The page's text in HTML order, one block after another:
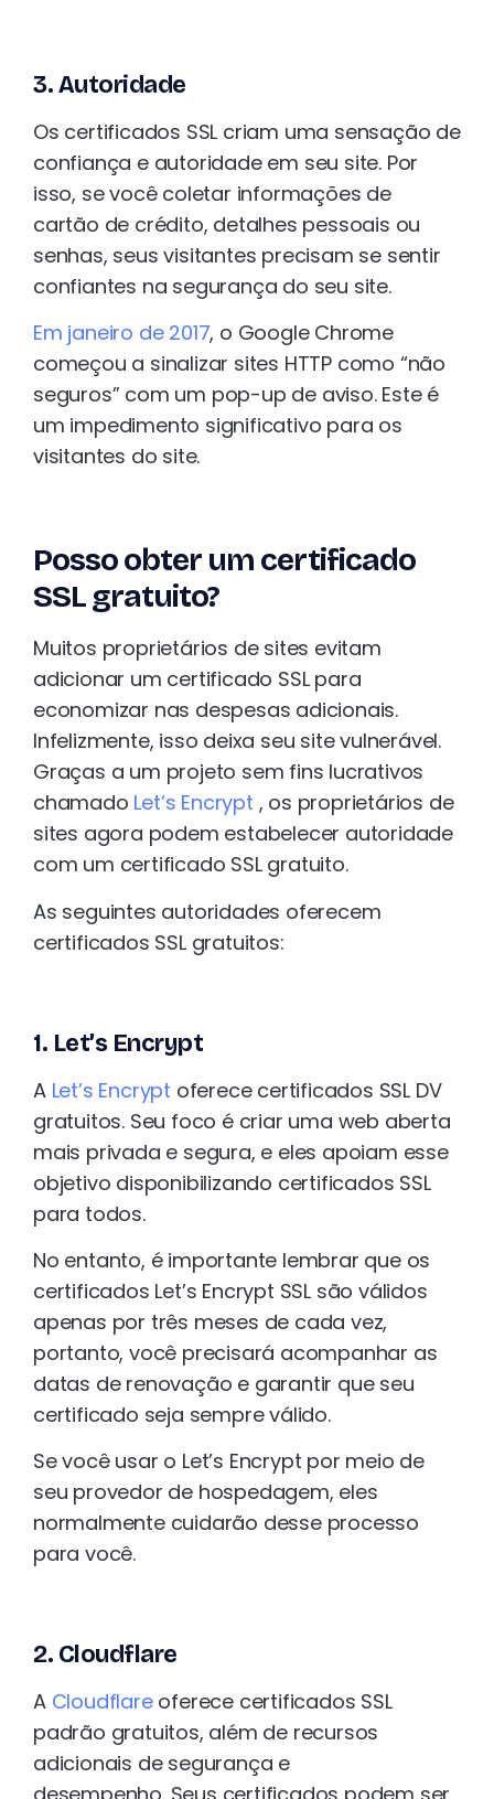
3. Autoridade
Os certificados SSL criam uma sensação de
confiança e autoridade em seu site. Por
isso, se você coletar informações de
cartão de crédito, detalhes pessoais ou
senhas, seus visitantes precisam se sentir
confiantes na segurança do seu site.
Em janeiro de 2017, o Google Chrome
começou a sinalizar sites HTTP como “não
seguros” com um pop-up de aviso. Este é
um impedimento significativo para os
visitantes do site.
Posso obter um certificado
SSL gratuito?
Muitos proprietários de sites evitam
adicionar um certificado SSL para
economizar nas despesas adicionais.
Infelizmente, isso deixa seu site vulnerável.
Graças a um projeto sem fins lucrativos
chamado Let’s Encrypt , os proprietários de
sites agora podem estabelecer autoridade
com um certificado SSL gratuito.
As seguintes autoridades oferecem
certificados SSL gratuitos:
1. Let’s Encrypt
A Let’s Encrypt oferece certificados SSL DV
gratuitos. Seu foco é criar uma web aberta
mais privada e segura, e eles apoiam esse
objetivo disponibilizando certificados SSL
para todos.
No entanto, é importante lembrar que os
certificados Let’s Encrypt SSL são válidos
apenas por três meses de cada vez,
portanto, você precisará acompanhar as
datas de renovação e garantir que seu
certificado seja sempre válido.
Se você usar o Let’s Encrypt por meio de
seu provedor de hospedagem, eles
normalmente cuidarão desse processo
para você.
2. Cloudflare
A Cloudflare oferece certificados SSL
padrão gratuitos, além de recursos
adicionais de segurança e